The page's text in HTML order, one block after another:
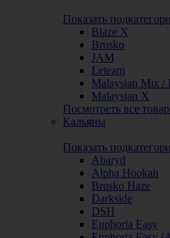
Показать
Blaze X
Brusko
JAM
Leteam
Malaysian Mix /
Malaysian X
Посмотреть все
Кальяны
Показать
Abaryd
Alpha Hookah
Brusko Haze
Darkside
DSH
Euphoria Easy